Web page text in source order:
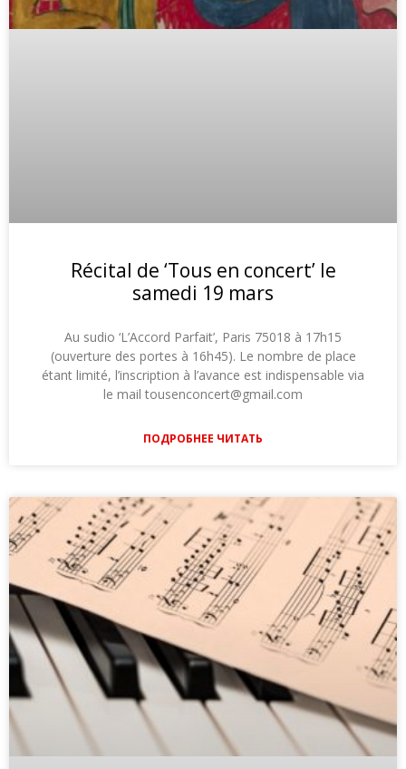
Récital de ‘Tous en concert’ le
samedi 19 mars
Au sudio ‘L’Accord Parfait’, Paris 75018 à 17h15
(ouverture des portes à 16h45). Le nombre de place
étant limité, l’inscription à l’avance est indispensable via
le mail tousenconcert@gmail.com
ПОДРОБНЕЕ ЧИТАТЬ